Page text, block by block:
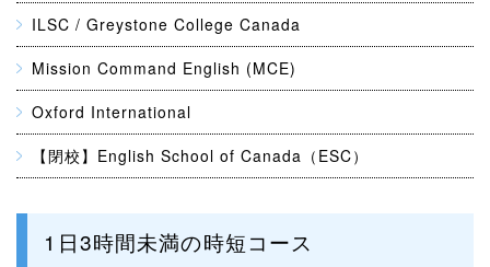
ILSC / Greystone College Canada
Mission Command English (MCE)
Oxford International
【閉校】English School of Canada（ESC）
1日3時間未満の時短コース